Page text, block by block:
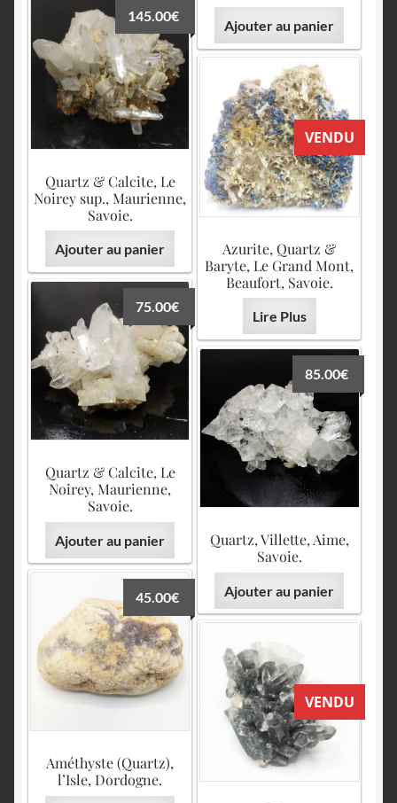
Ajouter au panier
Quartz & Calcite, Le
Noirey sup., Maurienne,
Savoie.
145.00€
Ajouter au panier
VENDU
Azurite, Quartz &
Baryte, Le Grand Mont,
Beaufort, Savoie.
Lire Plus
Quartz & Calcite, Le
Noirey, Maurienne,
Savoie.
75.00€
Ajouter au panier
Quartz, Villette, Aime,
Savoie.
85.00€
Ajouter au panier
Améthyste (Quartz),
l’Isle, Dordogne.
45.00€
VENDU